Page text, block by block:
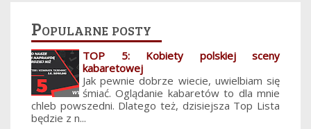
Popularne posty
TOP 5: Kobiety polskiej sceny
kabaretowej
Jak pewnie dobrze wiecie, uwielbiam się
śmiać. Oglądanie kabaretów to dla mnie
chleb powszedni. Dlatego też, dzisiejsza Top Lista
będzie z n...